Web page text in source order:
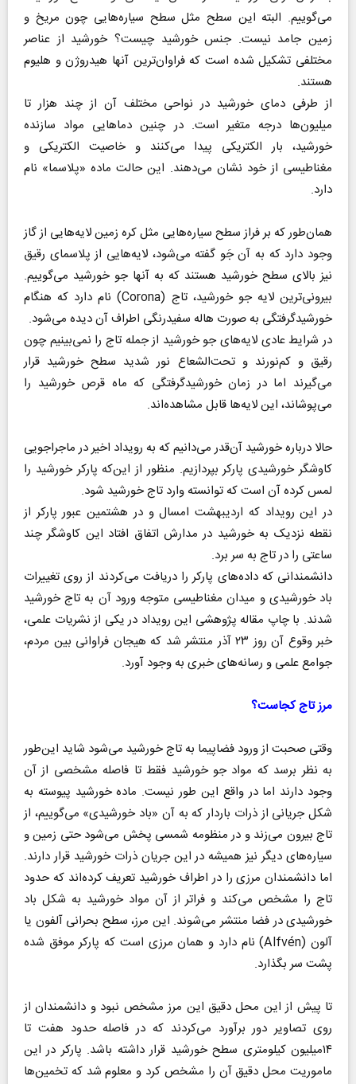
می‌گوییم. البته این سطح مثل سطح سیاره‌هایی چون مریخ و
زمین جامد نیست. جنس خورشید چیست؟ خورشید از عناصر
مختلفی تشکیل شده است که فراوان‌ترین آنها هیدروژن و هلیوم
هستند.
از طرفی دمای خورشید در نواحی مختلف آن از چند هزار تا
میلیون‌ها درجه متغیر است. در چنین دماهایی مواد سازنده
خورشید، بار الکتریکی پیدا می‌کنند و خاصیت الکتریکی و
مغناطیسی از خود نشان می‌دهند. این حالت ماده «پلاسما» نام
دارد.
همان‌طور که بر فراز سطح سیاره‌هایی مثل کره زمین لایه‌هایی از گاز
وجود دارد که به آن جَو گفته می‌شود، لایه‌هایی از پلاسمای رقیق
نیز بالای سطح خورشید هستند که به آنها جو خورشید می‌گوییم.
بیرونی‌ترین لایه جو خورشید، تاج (Corona) نام دارد که هنگام
خورشیدگرفتگی به صورت هاله سفیدرنگی اطراف آن دیده می‌شود‌.
در شرایط عادی لایه‌های جو خورشید از جمله تاج را نمی‌بینیم چون
رقیق و کم‌نورند و تحت‌الشعاع نور شدید سطح خورشید قرار
می‌گیرند اما در زمان خورشیدگرفتگی که ماه قرص خورشید را
می‌پوشاند، این لایه‌ها قابل مشاهده‌اند.
حالا درباره خورشید آن‌قدر می‌دانیم که به رویداد اخیر در ماجراجویی
کاوشگر خورشیدی پارکر بپردازیم. منظور از این‌که پارکر خورشید را
لمس کرده آن است که توانسته وارد تاج خورشید شود.
در این رویداد که اردیبهشت امسال و در هشتمین عبور پارکر از
نقطه نزدیک به خورشید در مدارش اتفاق افتاد این کاوشگر چند
ساعتی را در تاج به سر برد.
دانشمندانی که داده‌های پارکر را دریافت می‌کردند از روی تغییرات
باد خورشیدی و میدان مغناطیسی متوجه ورود آن به تاج خورشید
شدند. با چاپ مقاله پژوهشی این رویداد در یکی از نشریات علمی،
خبر وقوع آن روز ۲۳ آذر منتشر شد که هیجان فراوانی بین مردم،
جوامع علمی و رسانه‌های خبری به وجود آورد.
مرز تاج کجاست؟
وقتی صحبت از ورود فضاپیما به تاج خورشید می‌شود شاید این‌طور
به نظر برسد که مواد جو خورشید فقط تا فاصله مشخصی از آن
وجود دارند اما در واقع این طور نیست. ماده خورشید پیوسته به
شکل جریانی از ذرات باردار که به آن «باد خورشیدی» می‌گوییم، از
تاج بیرون می‌زند و در منظومه شمسی پخش می‌شود حتی زمین و
سیاره‌های دیگر نیز همیشه در این جریان ذرات خورشید قرار دارند.
اما دانشمندان مرزی را در اطراف خورشید تعریف کرده‌اند که حدود
تاج را مشخص می‌کند و فراتر از آن مواد خورشید به شکل باد
خورشیدی در فضا منتشر می‌شوند. این مرز، سطح بحرانی آلفون یا
آلون (Alfvén) نام دارد و همان مرزی است که پارکر موفق شده
پشت سر بگذارد.
تا پیش از این محل دقیق این مرز مشخص نبود و دانشمندان از
روی تصاویر دور برآورد می‌کردند که در فاصله حدود هفت تا
۱۴‌میلیون کیلومتری سطح خورشید قرار داشته باشد. پارکر در این
ماموریت محل دقیق آن را مشخص کرد و معلوم شد که تخمین‌ها